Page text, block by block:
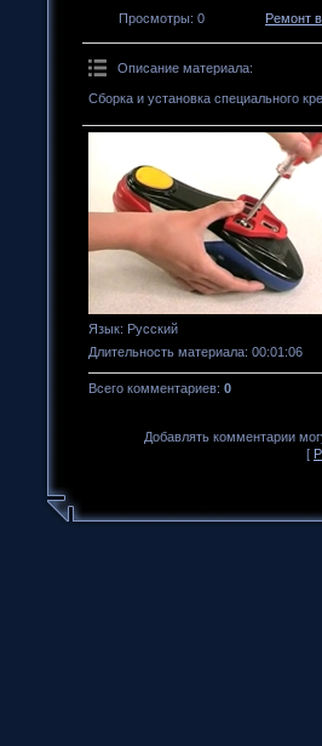
Просмотры: 0 Ремонт
Описание материала:
Сборка и установка специального
Язык: Русский
Длительность материала: 00:01:06
Всего комментариев: 0
Добавлять комментарии
[